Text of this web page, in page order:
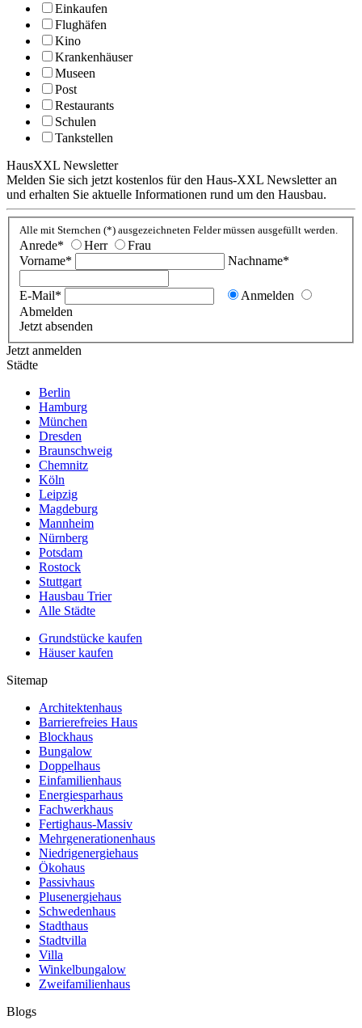
Einkaufen
Flughäfen
Kino
Krankenhäuser
Museen
Post
Restaurants
Schulen
Tankstellen
HausXXL Newsletter
Melden Sie sich jetzt kostenlos für den Haus-XXL Newsletter an
und erhalten Sie aktuelle Informationen rund um den Hausbau.
Alle mit Sternchen (*) ausgezeichneten Felder müssen ausgefüllt werden.
Anrede* Herr
Frau
Vorname*
Nachname*
E-Mail*
Anmelden
Abmelden
Jetzt absenden
Jetzt anmelden
Städte
Berlin
Hamburg
München
Dresden
Braunschweig
Chemnitz
Köln
Leipzig
Magdeburg
Mannheim
Nürnberg
Potsdam
Rostock
Stuttgart
Hausbau Trier
Alle Städte
Grundstücke kaufen
Häuser kaufen
Sitemap
Architektenhaus
Barrierefreies Haus
Blockhaus
Bungalow
Doppelhaus
Einfamilienhaus
Energiesparhaus
Fachwerkhaus
Fertighaus-Massiv
Mehrgenerationenhaus
Niedrigenergiehaus
Ökohaus
Passivhaus
Plusenergiehaus
Schwedenhaus
Stadthaus
Stadtvilla
Villa
Winkelbungalow
Zweifamilienhaus
Blogs